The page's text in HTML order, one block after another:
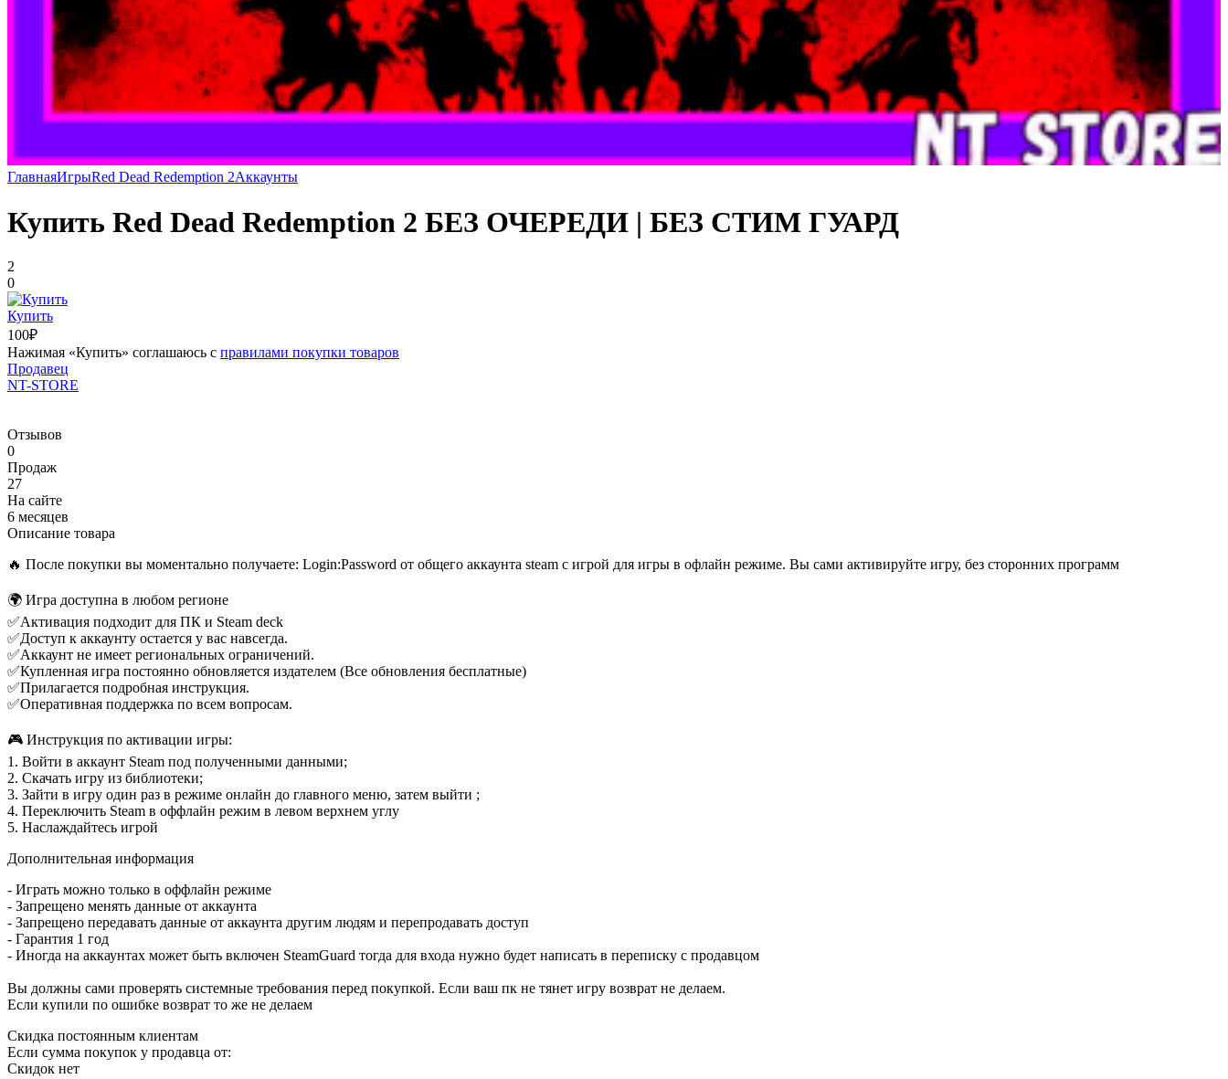
ГлавнаяИгрыRed Dead Redemption 2Аккаунты
Купить Red Dead Redemption 2 БЕЗ ОЧЕРЕДИ | БЕЗ СТИМ ГУАРД
2
0
Купить
100₽
Нажимая «Купить» соглашаюсь с правилами покупки товаров
Продавец
NT-STORE
Отзывов
0
Продаж
27
На сайте
6 месяцев
Описание товара
🔥 После покупки вы моментально получаете: Login:Password от общего аккаунта steam с игрой для игры в офлайн режиме. Вы сами активируйте игру, без сторонних программ
🌍 Игра доступна в любом регионе
✅Активация подходит для ПК и Steam deck
✅Доступ к аккаунту остается у вас навсегда.
✅Аккаунт не имеет региональных ограничений.
✅Купленная игра постоянно обновляется издателем (Все обновления бесплатные)
✅Прилагается подробная инструкция.
✅Оперативная поддержка по всем вопросам.
🎮 Инструкция по активации игры:
1. Войти в аккаунт Steam под полученными данными;
2. Скачать игру из библиотеки;
3. Зайти в игру один раз в режиме онлайн до главного меню, затем выйти ;
4. Переключить Steam в оффлайн режим в левом верхнем углу
5. Наслаждайтесь игрой
Дополнительная информация
- Играть можно только в оффлайн режиме
- Запрещено менять данные от аккаунта
- Запрещено передавать данные от аккаунта другим людям и перепродавать доступ
- Гарантия 1 год
- Иногда на аккаунтах может быть включен SteamGuard тогда для входа нужно будет написать в переписку с продавцом
Вы должны сами проверять системные требования перед покупкой. Если ваш пк не тянет игру возврат не делаем.
Если купили по ошибке возврат то же не делаем
Скидка постоянным клиентам
Если сумма покупок у продавца от:
Скидок нет